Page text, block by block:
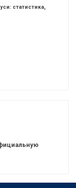
статистика,